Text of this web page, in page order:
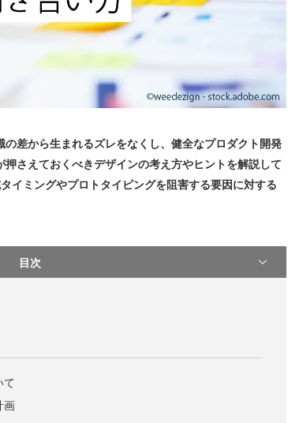
差から生まれるズレをなくし、健全なプロダクト開発
さえておくべきデザインの考え方やヒントを解説して
イミングやプロトタイピングを阻害する要因に対する
目次
画